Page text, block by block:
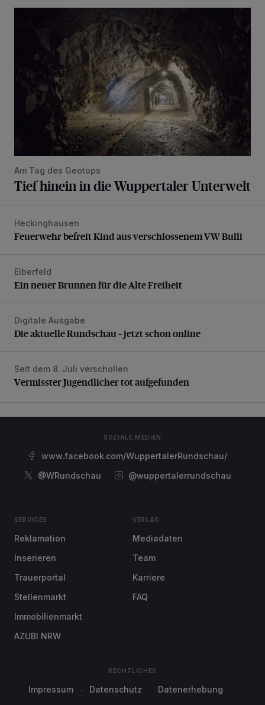
Am Tag des Geotops
Tief hinein in die Wuppertaler Unterwelt
Feuerwehr befreit Kind aus verschlossenem VW Bulli
Heckinghausen
Feuerwehr befreit Kind aus verschlossenem VW Bulli
Ein neuer Brunnen für die Alte Freiheit
Elberfeld
Ein neuer Brunnen für die Alte Freiheit
Die aktuelle Rundschau – jetzt schon online
Digitale Ausgabe
Die aktuelle Rundschau – jetzt schon online
Vermisster Jugendlicher tot aufgefunden
Seit dem 8. Juli verschollen
Vermisster Jugendlicher tot aufgefunden
SOZIALE MEDIEN
www.facebook.com/WuppertalerRundschau/
@WRundschau
@wuppertalerrundschau
SERVICES
Reklamation
Inserieren
Trauerportal
Stellenmarkt
Immobilienmarkt
AZUBI NRW
VERLAG
Mediadaten
Team
Karriere
FAQ
RECHTLICHES
Impressum Datenschutz
Datenerhebung